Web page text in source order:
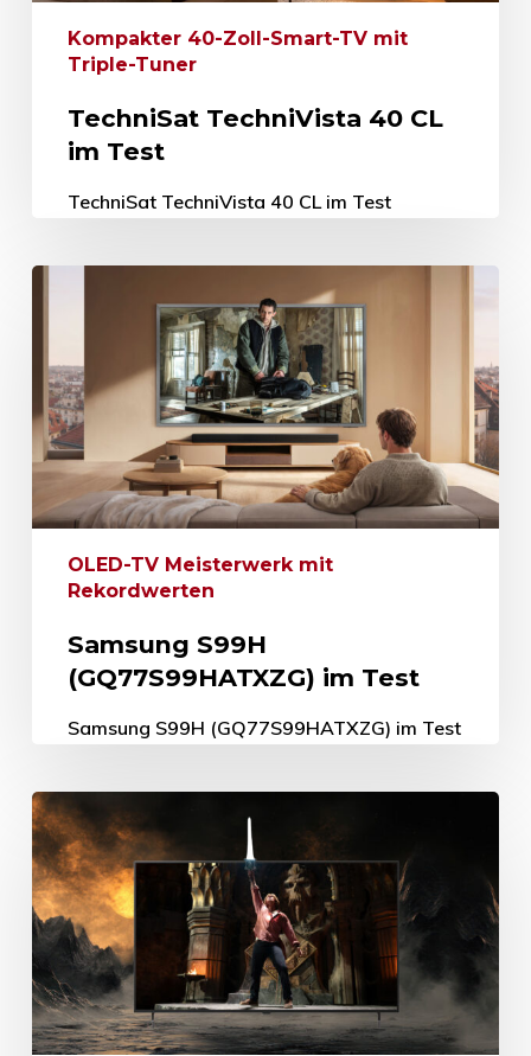
Kompakter 40-Zoll-Smart-TV mit
Triple-Tuner
TechniSat TechniVista 40 CL
im Test
TechniSat TechniVista 40 CL im Test
immer größeren Bildschirmdiagonalen gibt
es auch weiterhin eine…
26. Juni 2026
OLED-TV Meisterwerk mit
Rekordwerten
Samsung S99H
(GQ77S99HATXZG) im Test
Samsung S99H (GQ77S99HATXZG) im Test
Mai 2026 Lange Zeit hat der TV-Marktführer
Samsung die OLED-Technologie
stiefmütterlich behandelt bis er im…
29. Mai 2026